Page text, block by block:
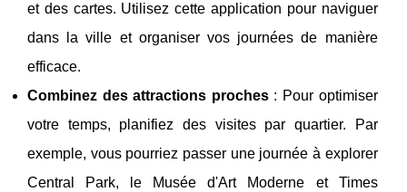
et des cartes. Utilisez cette application pour naviguer
dans la ville et organiser vos journées de manière
efficace.
Combinez des attractions proches: Pour optimiser
votre temps, planifiez des visites par quartier. Par
exemple, vous pourriez passer une journée à explorer
Central Park, le Musée d'Art Moderne et Times